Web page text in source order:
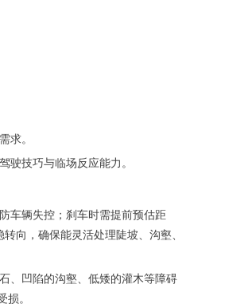
求。
驶技巧与临场反应能力。
车辆失控；刹车时需提前预估距
向，确保能灵活处理陡坡、沟壑、
、凹陷的沟壑、低矮的灌木等障碍
。